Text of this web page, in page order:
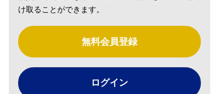
け取ることができます。
無料会員登録
ログイン